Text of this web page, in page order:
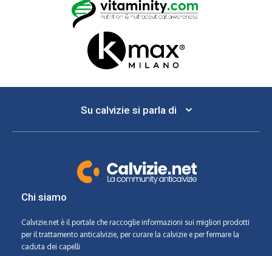
Su calvizie si parla di
Chi siamo
Calvizie.net è il portale che raccoglie informazioni sui migliori prodotti
per il trattamento anticalvizie, per curare la calvizie e per fermare la
caduta dei capelli